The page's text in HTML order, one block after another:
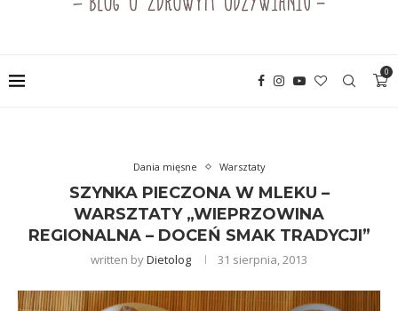
0
Dania mięsne Warsztaty
SZYNKA PIECZONA W MLEKU –
WARSZTATY „WIEPRZOWINA
REGIONALNA – DOCEŃ SMAK TRADYCJI”
written byDietolog 31 sierpnia, 2013